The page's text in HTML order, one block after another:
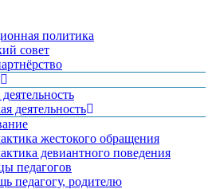
политика
совет
деятельность
жестокого обращения
девиантного поведения
педагогов
педагогу, родителю